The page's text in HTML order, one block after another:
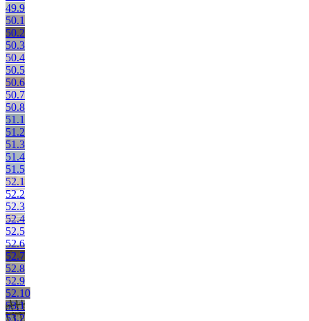
49.9
50.1
50.2
50.3
50.4
50.5
50.6
50.7
50.8
51.1
51.2
51.3
51.4
51.5
52.1
52.2
52.3
52.4
52.5
52.6
52.7
52.8
52.9
52.10
53.1
53.2